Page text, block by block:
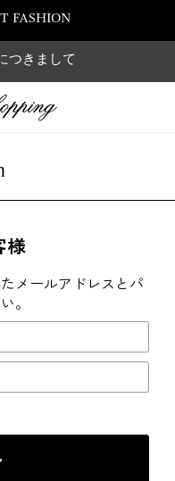
FASHION
つきまして
様
メールアドレスとパ
。